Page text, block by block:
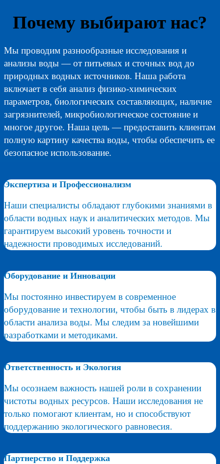
Почему выбирают нас?
Мы проводим разнообразные исследования и
анализы воды — от питьевых и сточных вод до
природных водных источников. Наша работа
включает в себя анализ физико-химических
параметров, биологических составляющих, наличие
загрязнителей, микробиологическое состояние и
многое другое. Наша цель — предоставить клиентам
полную картину качества воды, чтобы обеспечить ее
безопасное использование.
Экспертиза и Профессионализм
Наши специалисты обладают глубокими знаниями в
области водных наук и аналитических методов. Мы
гарантируем высокий уровень точности и
надежности проводимых исследований.
Оборудование и Инновации
Мы постоянно инвестируем в современное
оборудование и технологии, чтобы быть в лидерах в
области анализа воды. Мы следим за новейшими
разработками и методиками.
Ответственность и Экология
Мы осознаем важность нашей роли в сохранении
чистоты водных ресурсов. Наши исследования не
только помогают клиентам, но и способствуют
поддержанию экологического равновесия.
Партнерство и Поддержка